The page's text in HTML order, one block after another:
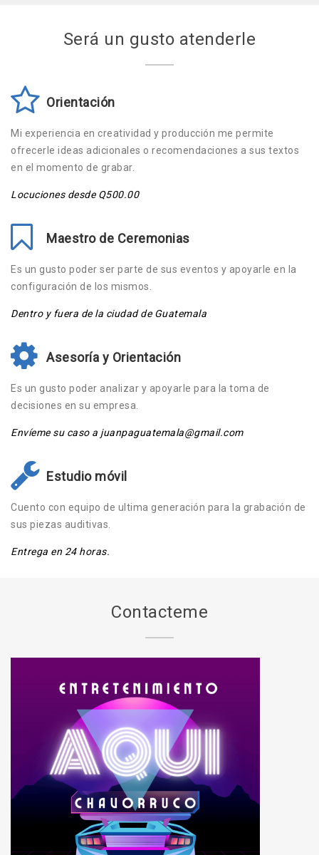
Será un gusto atenderle
Orientación
Mi experiencia en creatividad y producción me permite
ofrecerle ideas adicionales o recomendaciones a sus textos
en el momento de grabar.
Locuciones desde Q500.00
Maestro de Ceremonias
Es un gusto poder ser parte de sus eventos y apoyarle en la
configuración de los mismos.
Dentro y fuera de la ciudad de Guatemala
Asesoría y Orientación
Es un gusto poder analizar y apoyarle para la toma de
decisiones en su empresa.
Envíeme su caso a juanpaguatemala@gmail.com
Estudio móvil
Cuento con equipo de ultima generación para la grabación de
sus piezas auditivas.
Entrega en 24 horas.
Contacteme